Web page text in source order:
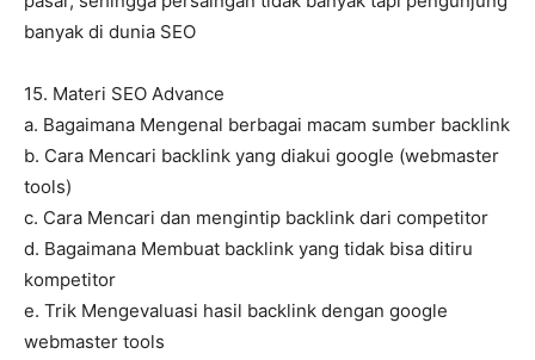
banyak di dunia SEO
15. Materi SEO Advance
a. Bagaimana Mengenal berbagai macam sumber backlink
b. Cara Mencari backlink yang diakui google (webmaster
tools)
c. Cara Mencari dan mengintip backlink dari competitor
d. Bagaimana Membuat backlink yang tidak bisa ditiru
kompetitor
e. Trik Mengevaluasi hasil backlink dengan google
webmaster tools